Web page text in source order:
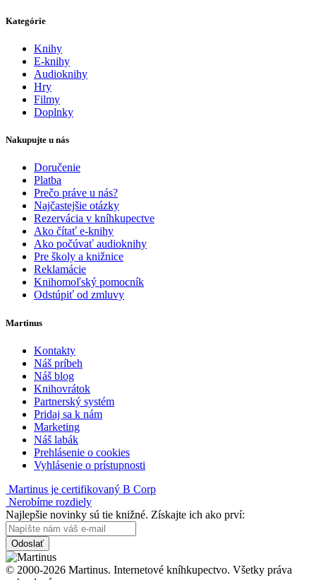
Kategórie
Knihy
E-knihy
Audioknihy
Hry
Filmy
Doplnky
Nakupujte u nás
Doručenie
Platba
Prečo práve u nás?
Najčastejšie otázky
Rezervácia v kníhkupectve
Ako čítať e-knihy
Ako počúvať audioknihy
Pre školy a knižnice
Reklamácie
Knihomoľský pomocník
Odstúpiť od zmluvy
Martinus
Kontakty
Náš príbeh
Náš blog
Knihovrátok
Partnerský systém
Pridaj sa k nám
Marketing
Náš labák
Prehlásenie o cookies
Vyhlásenie o prístupnosti
Martinus je certifikovaný B Corp
Nerobíme rozdiely
Najlepšie novinky sú tie knižné. Získajte ich ako prví:
Odoslať
© 2000-2026 Martinus. Internetové kníhkupectvo. Všetky práva